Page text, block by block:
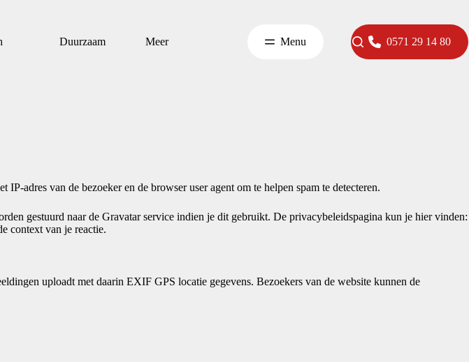
Duurzaam Meer Menu 0571 29 14 80
adres van de bezoeker en de browser user agent om te helpen spam te detecteren.
gestuurd naar de Gravatar service indien je dit gebruikt. De privacybeleidspagina kun je hier vinden:
context van je reactie.
uploadt met daarin EXIF GPS locatie gegevens. Bezoekers van de website kunnen de